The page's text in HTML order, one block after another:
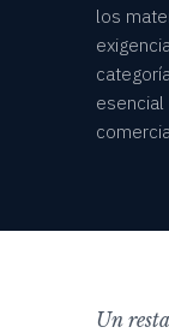
los
Un